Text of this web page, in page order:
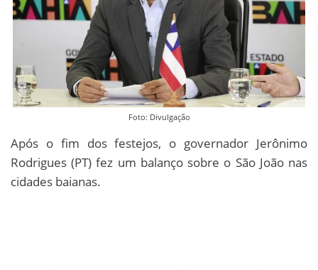
Foto: Divulgação
Após o fim dos festejos, o governador Jerônimo
Rodrigues (PT) fez um balanço sobre o São João nas
cidades baianas.